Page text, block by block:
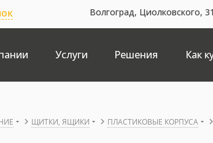
Волгоград, Циолковского, 31
Услуги Решения Как
ЩИТКИ, ЯЩИКИ ПЛАСТИКОВЫЕ КОРПУСА